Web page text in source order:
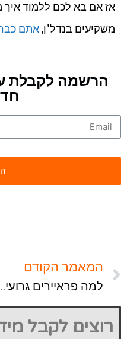
אז אם בא לכם ללמוד איך
משקיעים בנדל"ן, אתם
הרשמה לקבלת
המאמר הקודם
למה פראיירים
רוצים לקבל